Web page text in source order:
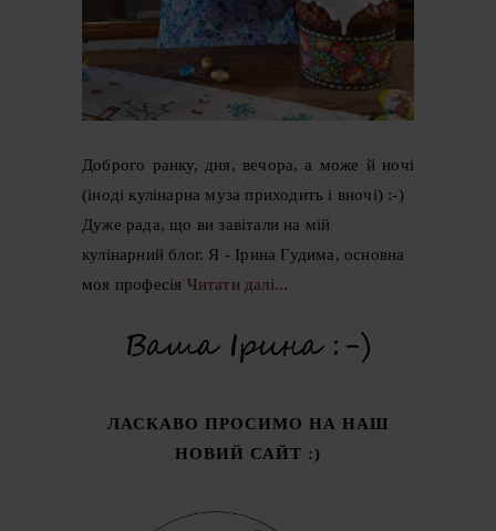
Доброго ранку, дня, вечора, а може й ночі
(іноді кулінарна муза приходить і вночі) :-)
Дуже рада, що ви завітали на мій
кулінарний блог. Я - Ірина Гудима, основна
моя професія Читати далі...
ЛАСКАВО ПРОСИМО НА НАШ
НОВИЙ САЙТ :)